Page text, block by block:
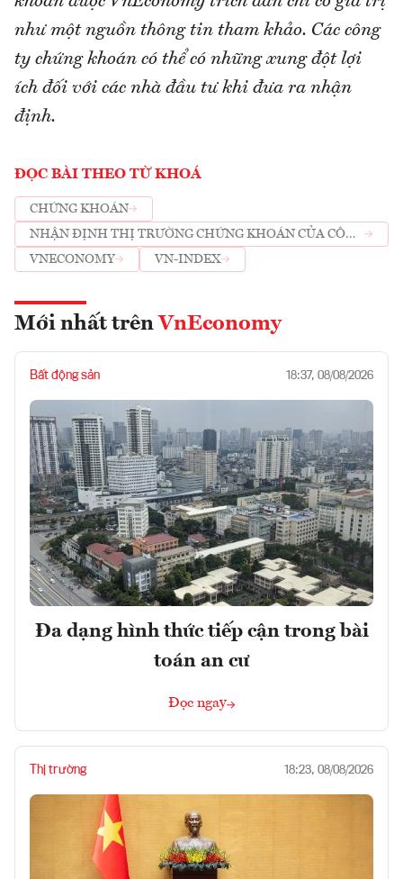
như một nguồn thông tin tham khảo. Các công
ty chứng khoán có thể có những xung đột lợi
ích đối với các nhà đầu tư khi đưa ra nhận
định.
ĐỌC BÀI THEO TỪ KHOÁ
CHỨNG KHOÁN
NHẬN ĐỊNH THỊ TRƯỜNG CHỨNG KHOÁN CỦA CÔNG
TY CHỨNG KHOÁN
VNECONOMY VN-INDEX
Mới nhất trên VnEconomy
Bất động sản 18:37, 08/08/2026
Đa dạng hình thức tiếp cận trong bài
toán an cư
Đọc ngay
Thị trường 18:23, 08/08/2026